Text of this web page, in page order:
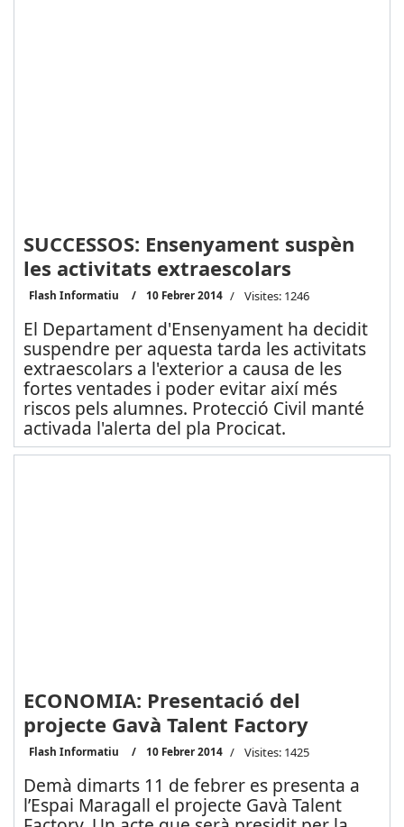
SUCCESSOS: Ensenyament suspèn
les activitats extraescolars
Flash Informatiu 10 Febrer 2014 Visites: 1246
El Departament d'Ensenyament ha decidit
suspendre per aquesta tarda les activitats
extraescolars a l'exterior a causa de les
fortes ventades i poder evitar així més
riscos pels alumnes. Protecció Civil manté
activada l'alerta del pla Procicat.
ECONOMIA: Presentació del
projecte Gavà Talent Factory
Flash Informatiu 10 Febrer 2014 Visites: 1425
Demà dimarts 11 de febrer es presenta a
l’Espai Maragall el projecte Gavà Talent